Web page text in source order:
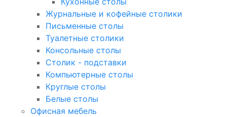
Журнальные и кофейные столики
Письменные столы
Туалетные столики
Консольные столы
Столик - подставки
Компьютерные столы
Круглые столы
Белые столы
Офисная мебель